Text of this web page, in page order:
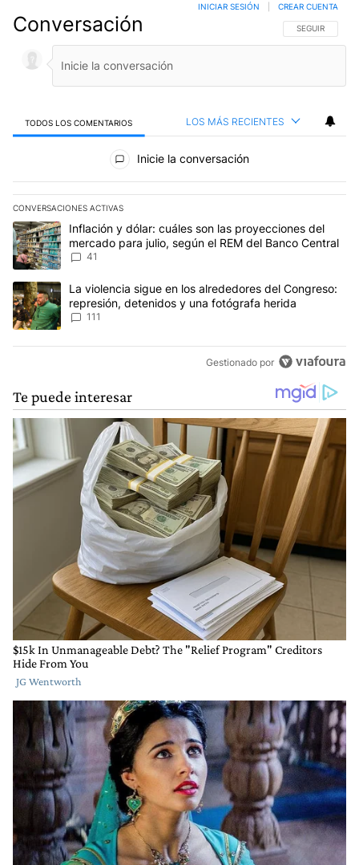
Conversación SIGA ESTA
SEGUIR
INICIAR SESIÓN CREAR CUENTA
TODOS LOS COMENTARIOS LOS MÁS RECIENTES
Todos los comentarios
Inicie la conversación
CONVERSACIONES ACTIVAS
Este listado muestra los artículos con más comentarios en los
Un artículo de tendencia con el título "Inflación y dólar: cuáles
Inflación y dólar: cuáles son las proyecciones del
mercado para julio, según el REM del Banco Central
41
Un artículo de tendencia con el título "La violencia sigue en los
La violencia sigue en los alrededores del Congreso:
represión, detenidos y una fotógrafa herida
111
Gestionado por